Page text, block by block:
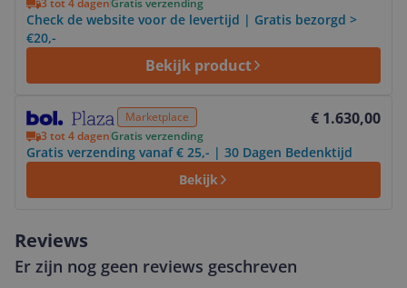
3 tot 4 dagenGratis verzending
Check de website voor de levertijd | Gratis bezorgd >
€20,-
Bekijk product
Marketplace € 1.630,00
3 tot 4 dagenGratis verzending
Gratis verzending vanaf € 25,- | 30 Dagen Bedenktijd
Bekijk
Reviews
Er zijn nog geen reviews geschreven